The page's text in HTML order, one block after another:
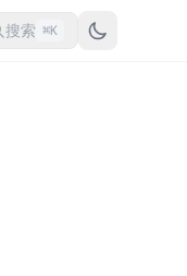
搜索 ⌘K